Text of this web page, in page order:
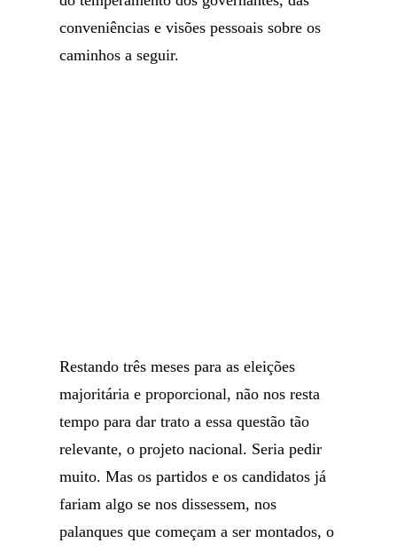
conveniências e visões pessoais sobre os
caminhos a seguir.
Restando três meses para as eleições
majoritária e proporcional, não nos resta
tempo para dar trato a essa questão tão
relevante, o projeto nacional. Seria pedir
muito. Mas os partidos e os candidatos já
fariam algo se nos dissessem, nos
palanques que começam a ser montados, o